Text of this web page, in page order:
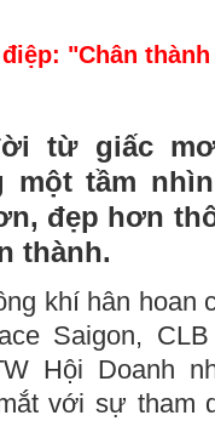
"Chân
từ giấc
một tầm
đẹp hơn
thành.
khí hân hoan
Saigon,
Hội Doanh
với sự tham